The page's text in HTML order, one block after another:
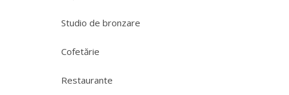
Studio de bronzare
Cofetărie
Restaurante